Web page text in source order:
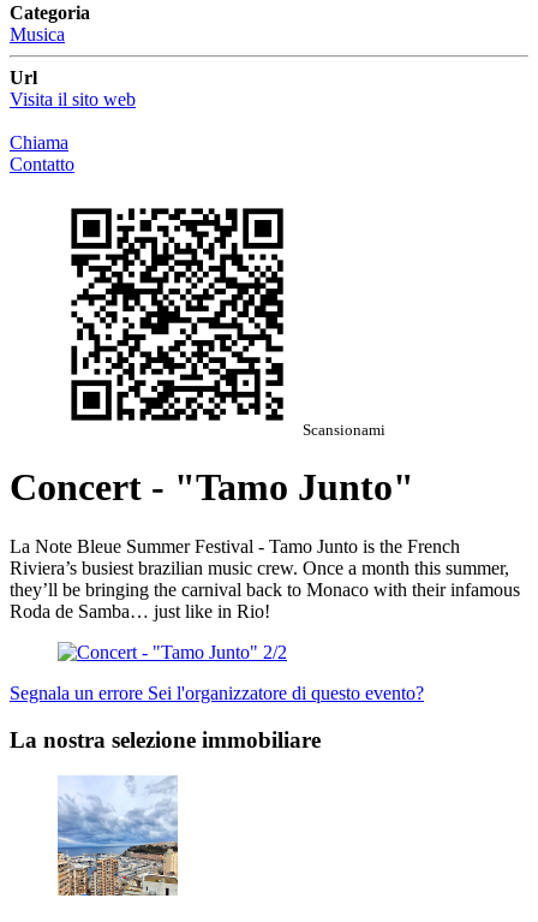
Categoria
Musica
Url
Visita il sito web
Chiama
Contatto
Scansionami
Concert - "Tamo Junto"
La Note Bleue Summer Festival - Tamo Junto is the French
Riviera’s busiest brazilian music crew. Once a month this summer,
they’ll be bringing the carnival back to Monaco with their infamous
Roda de Samba… just like in Rio!
Segnala un errore Sei l'organizzatore di questo evento?
La nostra selezione immobiliare